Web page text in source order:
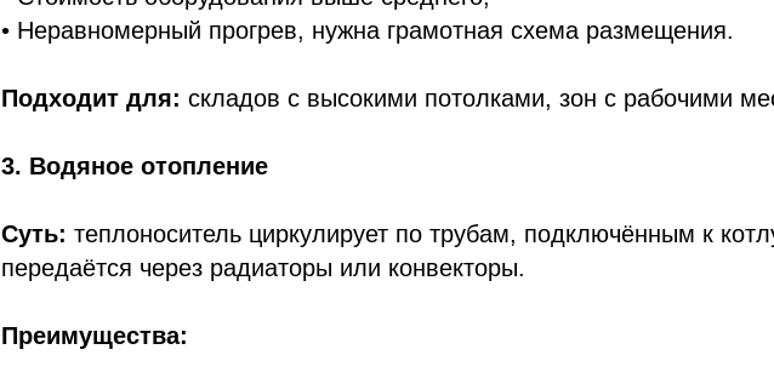
• Неравномерный прогрев, нужна грамотная схема размещения.
Подходит для: складов с высокими потолками, зон с рабочими
3. Водяное отопление
Суть: теплоноситель циркулирует по трубам, подключённым к
передаётся через радиаторы или конвекторы.
Преимущества: